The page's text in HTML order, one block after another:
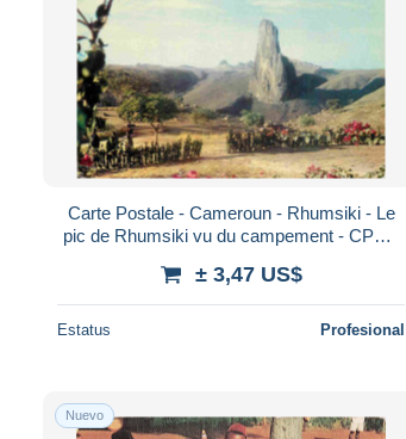
Carte Postale - Cameroun - Rhumsiki - Le
pic de Rhumsiki vu du campement - CPM -
± 3,47 US$
Estatus Profesional
Nuevo